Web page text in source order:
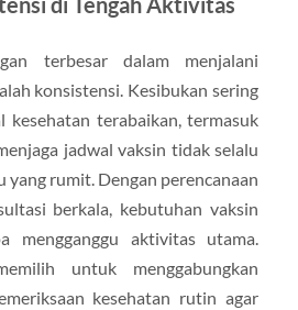
terbesar dalam menjalani
konsistensi. Kesibukan sering
kesehatan terabaikan, termasuk
jadwal vaksin tidak selalu
rumit. Dengan perencanaan
berkala, kebutuhan vaksin
mengganggu aktivitas utama.
untuk menggabungkan
kesehatan rutin agar